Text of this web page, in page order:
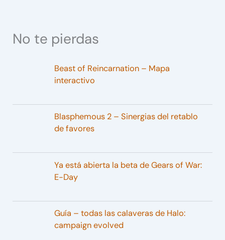
No te pierdas
Beast of Reincarnation – Mapa
interactivo
Blasphemous 2 – Sinergias del retablo
de favores
Ya está abierta la beta de Gears of War:
E-Day
Guía – todas las calaveras de Halo:
campaign evolved